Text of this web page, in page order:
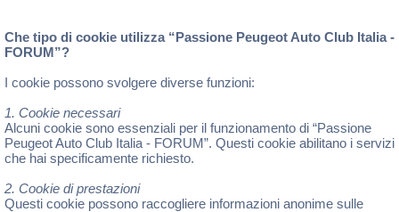
Che tipo di cookie utilizza “Passione Peugeot Auto Club Italia -
FORUM”?
I cookie possono svolgere diverse funzioni:
1. Cookie necessari
Alcuni cookie sono essenziali per il funzionamento di “Passione
Peugeot Auto Club Italia - FORUM”. Questi cookie abilitano i servizi
che hai specificamente richiesto.
2. Cookie di prestazioni
Questi cookie possono raccogliere informazioni anonime sulle